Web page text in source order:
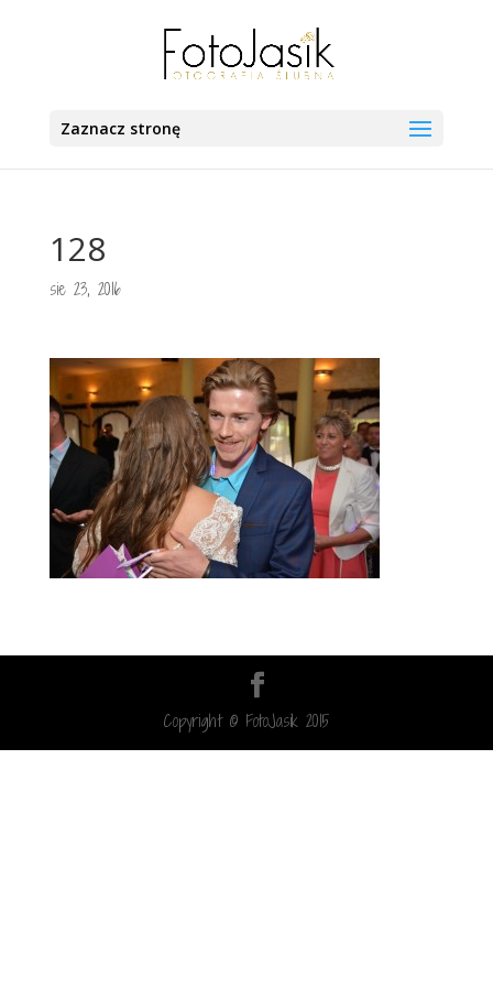
Zaznacz stronę
128
sie 23, 2016
Copyright © FotoJasik 2015